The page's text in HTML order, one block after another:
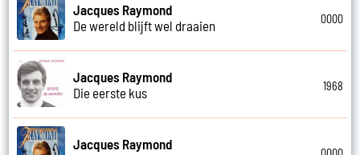
Jacques Raymond
De wereld blijft wel draaien
0000
Jacques Raymond
Die eerste kus
1968
Jacques Raymond